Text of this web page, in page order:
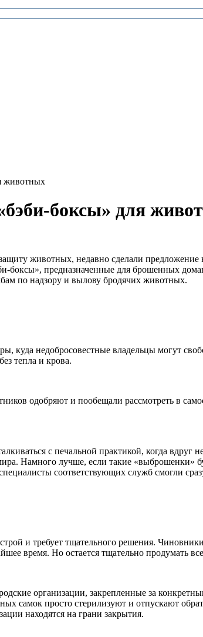
животных
боксы» для
животных, недавно сделали
боксы», предназначенные для брошенных
по надзору и вылову бродячих животных.
куда недобросовестные владельцы могут
тепла и крова.
одобряют и пообещали рассмотреть в
с печальной практикой, когда
Намного лучше, если такие «выброшенки»
соответствующих служб смогли
и требует тщательного решения.
время. Но остается тщательно продумать
организации, закрепленные за
самок просто стерилизуют и отпускают
находятся на грани закрытия.